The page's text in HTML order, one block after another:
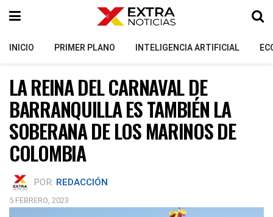
INICIO PRIMER PLANO INTELIGENCIA ARTIFICIAL
LA REINA DEL CARNAVAL DE
BARRANQUILLA ES TAMBIÉN LA
SOBERANA DE LOS MARINOS DE
COLOMBIA
POR: REDACCIÓN
5 FEBRERO, 2023